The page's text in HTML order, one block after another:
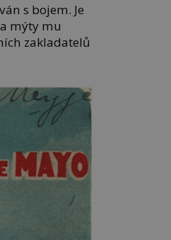
s bojem. Je
mýty mu
zakladatelů